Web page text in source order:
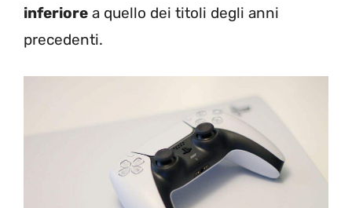
inferiore a quello dei titoli degli anni
precedenti.